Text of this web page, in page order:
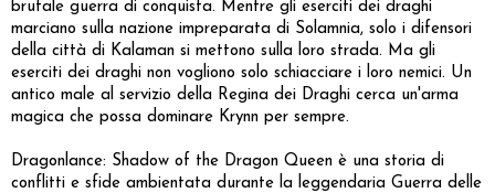
brutale guerra di conquista. Mentre gli eserciti dei draghi
marciano sulla nazione impreparata di Solamnia, solo i difensori
della città di Kalaman si mettono sulla loro strada. Ma gli
eserciti dei draghi non vogliono solo schiacciare i loro nemici. Un
antico male al servizio della Regina dei Draghi cerca un'arma
magica che possa dominare Krynn per sempre.
Dragonlance: Shadow of the Dragon Queen è una storia di
conflitti e sfide ambientata durante la leggendaria Guerra delle